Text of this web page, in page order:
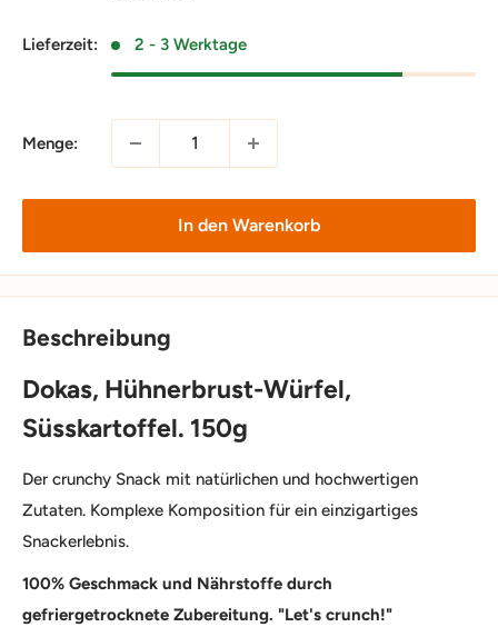
Lieferzeit: 2 - 3 Werktage
Menge:
In den Warenkorb
Beschreibung
Dokas, Hühnerbrust-Würfel,
Süsskartoffel. 150g
Der crunchy Snack mit natürlichen und hochwertigen
Zutaten. Komplexe Komposition für ein einzigartiges
Snackerlebnis.
100% Geschmack und Nährstoffe durch
gefriergetrocknete Zubereitung. "Let's crunch!"